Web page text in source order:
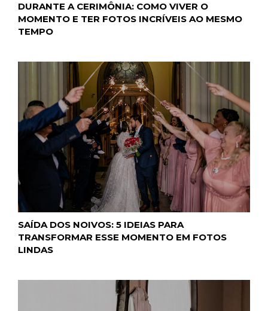
DURANTE A CERIMÔNIA: COMO VIVER O
MOMENTO E TER FOTOS INCRÍVEIS AO MESMO
TEMPO
SAÍDA DOS NOIVOS: 5 IDEIAS PARA
TRANSFORMAR ESSE MOMENTO EM FOTOS
LINDAS